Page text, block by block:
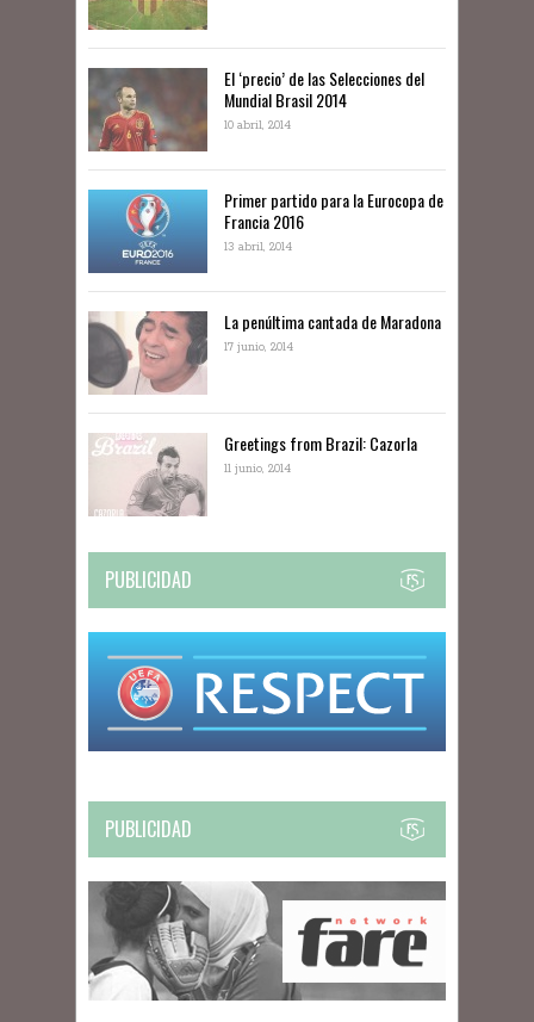
El ‘precio’ de las Selecciones del
Mundial Brasil 2014
10 abril, 2014
Primer partido para la Eurocopa de
Francia 2016
13 abril, 2014
La penúltima cantada de Maradona
17 junio, 2014
Greetings from Brazil: Cazorla
11 junio, 2014
PUBLICIDAD
PUBLICIDAD